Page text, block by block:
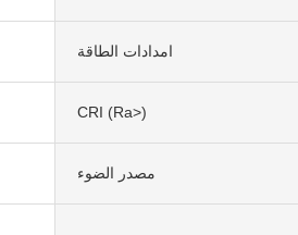
امدادات الطاقة
CRI (Ra>)
مصدر الضوء